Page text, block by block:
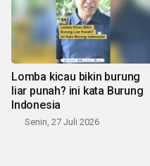
Lomba kicau bikin burung
liar punah? ini kata Burung
Indonesia
Senin, 27 Juli 2026